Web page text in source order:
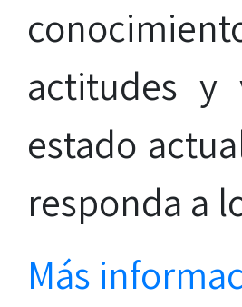
actitudes y
estado
responda a
Más